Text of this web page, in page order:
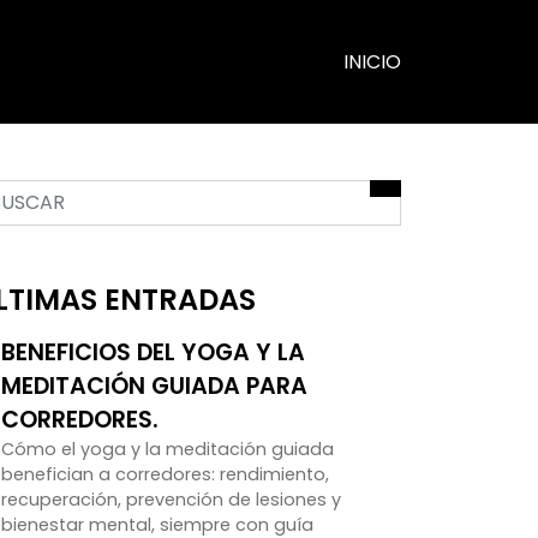
INICIO
ENTRADAS
BENEFICIOS DEL YOGA Y LA
MEDITACIÓN GUIADA PARA
CORREDORES.
Cómo el yoga y la meditación guiada
benefician a corredores: rendimiento,
recuperación, prevención de lesiones y
bienestar mental, siempre con guía